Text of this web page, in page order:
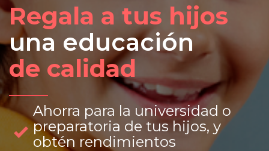
Regala a tus hijos
una educación
de calidad
Ahorra para la universidad o
preparatoria de tus hijos, y
obtén rendimientos